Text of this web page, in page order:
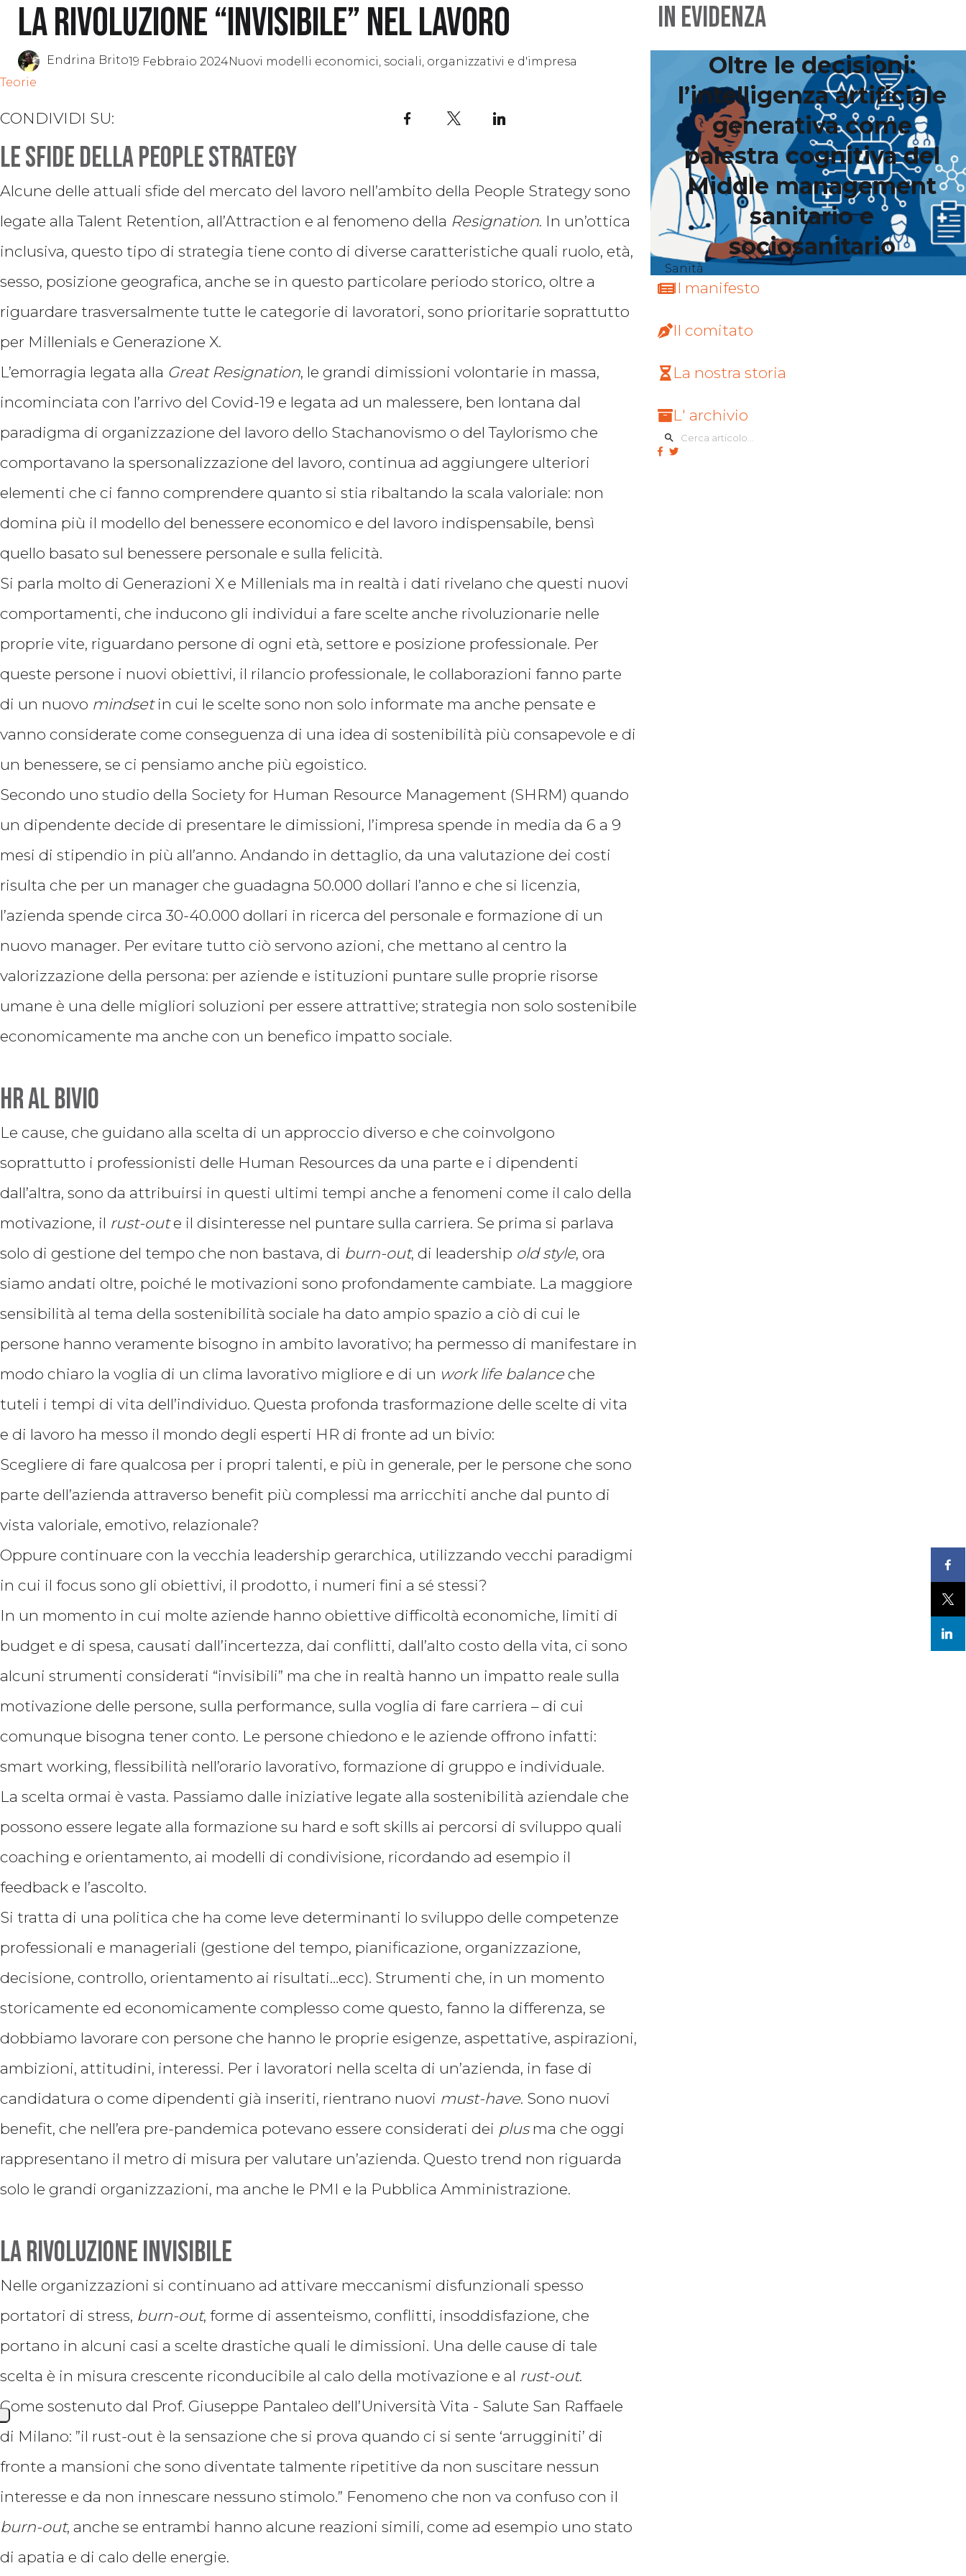
FRONTIERE TRASFORMAZIONI ALTRE RUBRICHE
CONTATTI
La rivoluzione “invisibile” nel lavoro
Endrina Brito19 Febbraio 2024Nuovi modelli economici, sociali, organizzativi e d'impresa
Teorie
CONDIVIDI SU: Facebook
Le sfide della People Strategy
Alcune delle attuali sfide del mercato del lavoro nell’ambito della People Strategy sono
legate alla Talent Retention, all’Attraction e al fenomeno della Resignation. In un’ottica
inclusiva, questo tipo di strategia tiene conto di diverse caratteristiche quali ruolo, età,
sesso, posizione geografica, anche se in questo particolare periodo storico, oltre a
riguardare trasversalmente tutte le categorie di lavoratori, sono prioritarie soprattutto
per Millenials e Generazione X.
L’emorragia legata alla Great Resignation, le grandi dimissioni volontarie in massa,
incominciata con l’arrivo del Covid-19 e legata ad un malessere, ben lontana dal
paradigma di organizzazione del lavoro dello Stachanovismo o del Taylorismo che
comportavano la spersonalizzazione del lavoro, continua ad aggiungere ulteriori
elementi che ci fanno comprendere quanto si stia ribaltando la scala valoriale: non
domina più il modello del benessere economico e del lavoro indispensabile, bensì
quello basato sul benessere personale e sulla felicità.
Si parla molto di Generazioni X e Millenials ma in realtà i dati rivelano che questi nuovi
comportamenti, che inducono gli individui a fare scelte anche rivoluzionarie nelle
proprie vite, riguardano persone di ogni età, settore e posizione professionale. Per
queste persone i nuovi obiettivi, il rilancio professionale, le collaborazioni fanno parte
di un nuovo mindsetin cui le scelte sono non solo informate ma anche pensate e
vanno considerate come conseguenza di una idea di sostenibilità più consapevole e di
un benessere, se ci pensiamo anche più egoistico.
Secondo uno studio della Society for Human Resource Management (SHRM) quando
un dipendente decide di presentare le dimissioni, l’impresa spende in media da 6 a 9
mesi di stipendio in più all’anno. Andando in dettaglio, da una valutazione dei costi
risulta che per un manager che guadagna 50.000 dollari l’anno e che si licenzia,
l’azienda spende circa 30-40.000 dollari in ricerca del personale e formazione di un
nuovo manager. Per evitare tutto ciò servono azioni, che mettano al centro la
valorizzazione della persona: per aziende e istituzioni puntare sulle proprie risorse
umane è una delle migliori soluzioni per essere attrattive; strategia non solo sostenibile
economicamente ma anche con un benefico impatto sociale.
HR al bivio
Le cause, che guidano alla scelta di un approccio diverso e che coinvolgono
soprattutto i professionisti delle Human Resources da una parte e i dipendenti
dall’altra, sono da attribuirsi in questi ultimi tempi anche a fenomeni come il calo della
motivazione, il rust-oute il disinteresse nel puntare sulla carriera. Se prima si parlava
solo di gestione del tempo che non bastava, di burn-out, di leadership old style, ora
siamo andati oltre, poiché le motivazioni sono profondamente cambiate. La maggiore
sensibilità al tema della sostenibilità sociale ha dato ampio spazio a ciò di cui le
persone hanno veramente bisogno in ambito lavorativo; ha permesso di manifestare in
modo chiaro la voglia di un clima lavorativo migliore e di un work life balance che
tuteli i tempi di vita dell’individuo. Questa profonda trasformazione delle scelte di vita
e di lavoro ha messo il mondo degli esperti HR di fronte ad un bivio:
Scegliere di fare qualcosa per i propri talenti, e più in generale, per le persone che sono
parte dell’azienda attraverso benefit più complessi ma arricchiti anche dal punto di
vista valoriale, emotivo, relazionale?
Oppure continuare con la vecchia leadership gerarchica, utilizzando vecchi paradigmi
in cui il focus sono gli obiettivi, il prodotto, i numeri fini a sé stessi?
In un momento in cui molte aziende hanno obiettive difficoltà economiche, limiti di
budget e di spesa, causati dall’incertezza, dai conflitti, dall’alto costo della vita, ci sono
alcuni strumenti considerati “invisibili” ma che in realtà hanno un impatto reale sulla
motivazione delle persone, sulla performance, sulla voglia di fare carriera – di cui
comunque bisogna tener conto. Le persone chiedono e le aziende offrono infatti:
smart working, flessibilità nell’orario lavorativo, formazione di gruppo e individuale.
La scelta ormai è vasta. Passiamo dalle iniziative legate alla sostenibilità aziendale che
possono essere legate alla formazione su hard e soft skills ai percorsi di sviluppo quali
coaching e orientamento, ai modelli di condivisione, ricordando ad esempio il
feedback e l’ascolto.
Si tratta di una politica che ha come leve determinanti lo sviluppo delle competenze
professionali e manageriali (gestione del tempo, pianificazione, organizzazione,
decisione, controllo, orientamento ai risultati…ecc). Strumenti che, in un momento
storicamente ed economicamente complesso come questo, fanno la differenza, se
dobbiamo lavorare con persone che hanno le proprie esigenze, aspettative, aspirazioni,
ambizioni, attitudini, interessi. Per i lavoratori nella scelta di un’azienda, in fase di
candidatura o come dipendenti già inseriti, rientrano nuovi must-have. Sono nuovi
benefit, che nell’era pre-pandemica potevano essere considerati dei plusma che oggi
rappresentano il metro di misura per valutare un’azienda. Questo trend non riguarda
solo le grandi organizzazioni, ma anche le PMI e la Pubblica Amministrazione.
La rivoluzione invisibile
Nelle organizzazioni si continuano ad attivare meccanismi disfunzionali spesso
portatori di stress, burn-out, forme di assenteismo, conflitti, insoddisfazione, che
portano in alcuni casi a scelte drastiche quali le dimissioni. Una delle cause di tale
scelta è in misura crescente riconducibile al calo della motivazione e al rust-out.
Come sostenuto dal Prof. Giuseppe Pantaleo dell’Università Vita - Salute San Raffaele
di Milano: ”il rust-out è la sensazione che si prova quando ci si sente ‘arrugginiti’ di
fronte a mansioni che sono diventate talmente ripetitive da non suscitare nessun
interesse e da non innescare nessuno stimolo.” Fenomeno che non va confuso con il
burn-out, anche se entrambi hanno alcune reazioni simili, come ad esempio uno stato
di apatia e di calo delle energie.
IN EVIDENZA
Oltre le decisioni:
l’intelligenza artificiale
generativa come
palestra cognitiva del
Middle management
sanitario e
sociosanitario
Sanità
Il manifesto
Il comitato
La nostra storia
L' archivio